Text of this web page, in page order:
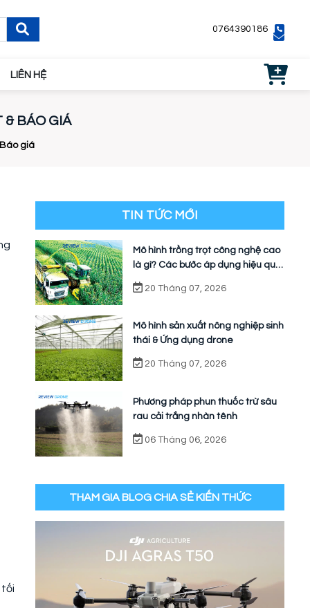
0764390186
LIÊN HỆ
& BÁO GIÁ
giá
tối
TIN TỨC MỚI
Mô hình trồng trọt công nghệ cao
là gì? Các bước áp dụng hiệu quả
20 Tháng 07, 2026
Mô hình sản xuất nông nghiệp sinh
thái & Ứng dụng drone
20 Tháng 07, 2026
Phương pháp phun thuốc trừ sâu
rau cải trắng nhàn tênh
06 Tháng 06, 2026
THAM GIA BLOG CHIA SẺ KIẾN THỨC